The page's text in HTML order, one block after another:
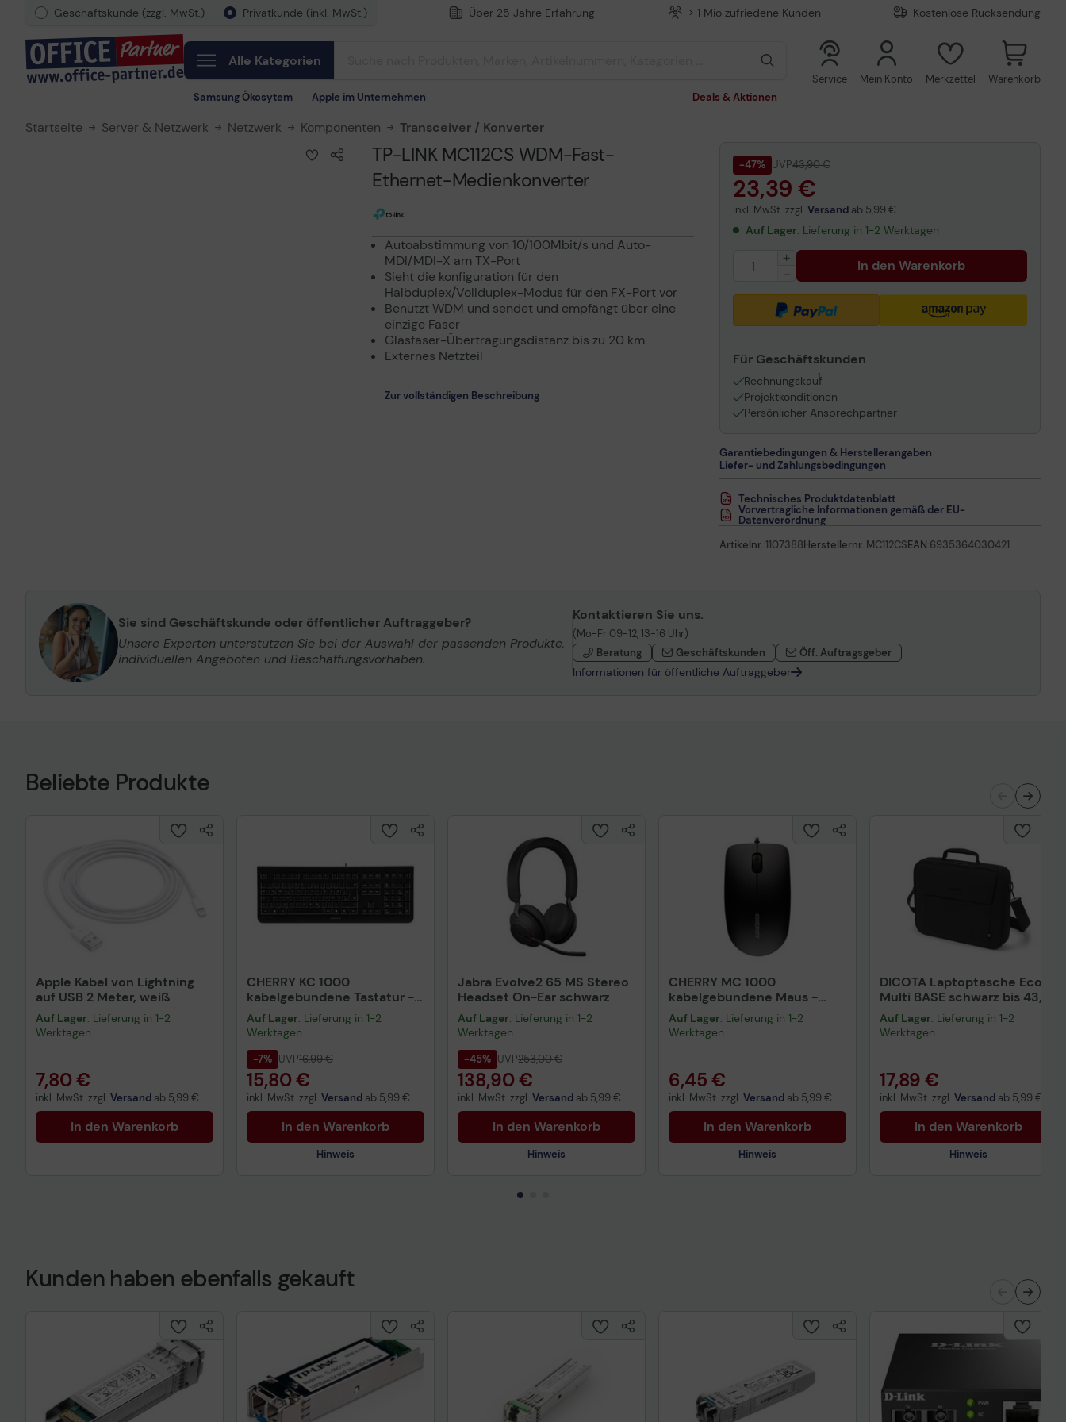
Geschäftskunde (zzgl. MwSt.) Privatkunde (inkl. MwSt.) Über 25 Jahre Erfahrung > 1 Mio zufriedene Kunden Kostenlose Rücksendung
Alle Kategorien
Samsung Ökosytem Apple im Unternehmen Deals & Aktionen
Service Mein Konto Merkzettel Warenkorb
Startseite Server & Netzwerk Netzwerk Komponenten Transceiver / Konverter
TP-LINK MC112CS WDM-Fast-
Ethernet-Medienkonverter
Autoabstimmung von 10/100Mbit/s und Auto-
MDI/MDI-X am TX-Port
Sieht die konfiguration für den
Halbduplex/Vollduplex-Modus für den FX-Port vor
Benutzt WDM und sendet und empfängt über eine
einzige Faser
Glasfaser-Übertragungsdistanz bis zu 20 km
Externes Netzteil
Zur vollständigen Beschreibung
-47% UVP43,90 €
23,39 €
inkl. MwSt. zzgl. Versandab 5,99 €
Auf Lager: Lieferung in 1-2 Werktagen
In den Warenkorb
Für Geschäftskunden
Rechnungskauf
1
Projektkonditionen
Persönlicher Ansprechpartner
Garantiebedingungen & Herstellerangaben
Liefer- und Zahlungsbedingungen
Technisches Produktdatenblatt
Vorvertragliche Informationen gemäß der EU-
Datenverordnung
Artikelnr.:1107388Herstellernr.:MC112CSEAN:6935364030421
Sie sind Geschäftskunde oder öffentlicher Auftraggeber?
Unsere Experten unterstützen Sie bei der Auswahl der passenden Produkte,
individuellen Angeboten und Beschaffungsvorhaben.
Kontaktieren Sie uns.
(Mo-Fr 09-12, 13-16 Uhr)
Beratung
Geschäftskunden Öff. Auftragsgeber
Informationen für öffentliche Auftraggeber
Beliebte Produkte
Apple Kabel von Lightning
auf USB 2 Meter, weiß
Auf Lager: Lieferung in 1-2
Werktagen
7,80 €
inkl. MwSt. zzgl. Versand ab 5,99 €
In den Warenkorb
CHERRY KC 1000
kabelgebundene Tastatur -
QWERTZ DE - schwarz
Auf Lager: Lieferung in 1-2
Werktagen
-7% UVP16,99 €
15,80 €
inkl. MwSt. zzgl. Versand ab 5,99 €
In den Warenkorb
Hinweis
Technisches Produktdatenblatt
Jabra Evolve2 65 MS Stereo
Headset On-Ear schwarz
Auf Lager: Lieferung in 1-2
Werktagen
-45% UVP253,00 €
138,90 €
inkl. MwSt. zzgl. Versand ab 5,99 €
In den Warenkorb
Hinweis
CHERRY MC 1000
kabelgebundene Maus -
schwarz
Auf Lager: Lieferung in 1-2
Werktagen
6,45 €
inkl. MwSt. zzgl. Versand ab 5,99 €
In den Warenkorb
Hinweis
DICOTA Laptoptasche Eco
Multi BASE schwarz bis 43,9
cm (17,3 Zoll)
Auf Lager: Lieferung in 1-2
Werktagen
17,89 €
inkl. MwSt. zzgl. Versand ab 5,99 €
In den Warenkorb
Hinweis
Kunden haben ebenfalls gekauft